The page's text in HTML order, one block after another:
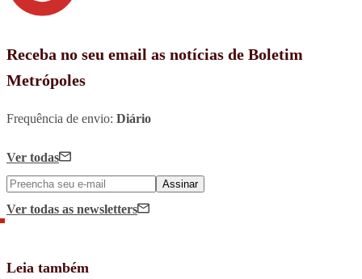
Receba no seu email as notícias de Boletim
Metrópoles
Frequência de envio: Diário
Ver todas
Assinar
Ver todas as newsletters
Leia também